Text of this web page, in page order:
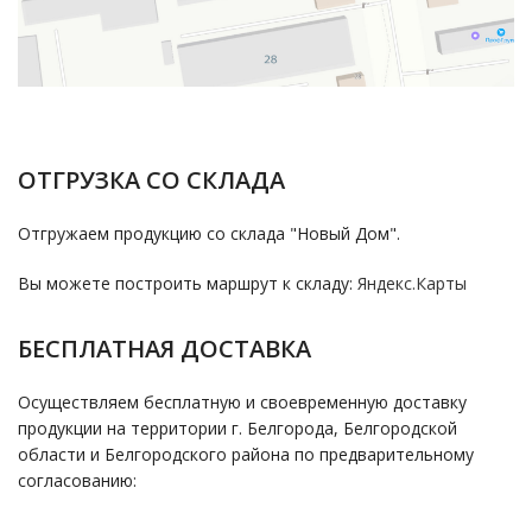
ОТГРУЗКА СО СКЛАДА
Отгружаем продукцию со склада "Новый Дом".
Вы можете построить маршрут к складу: Яндекс.Карты
БЕСПЛАТНАЯ ДОСТАВКА
Осуществляем бесплатную и своевременную доставку
продукции на территории г. Белгорода, Белгородской
области и Белгородского района по предварительному
согласованию: